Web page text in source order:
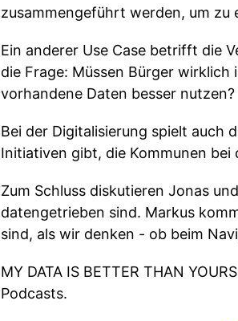
zusammengeführt werden, um
Ein anderer Use Case betrifft die
die Frage: Müssen Bürger
vorhandene Daten besser nutzen?
Bei der Digitalisierung spielt auch
Initiativen gibt, die Kommunen
Zum Schluss diskutieren Jonas
datengetrieben sind. Markus
sind, als wir denken - ob beim
MY DATA IS BETTER THAN
Podcasts.